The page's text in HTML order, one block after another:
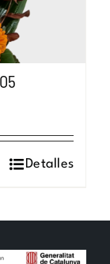
Detalles